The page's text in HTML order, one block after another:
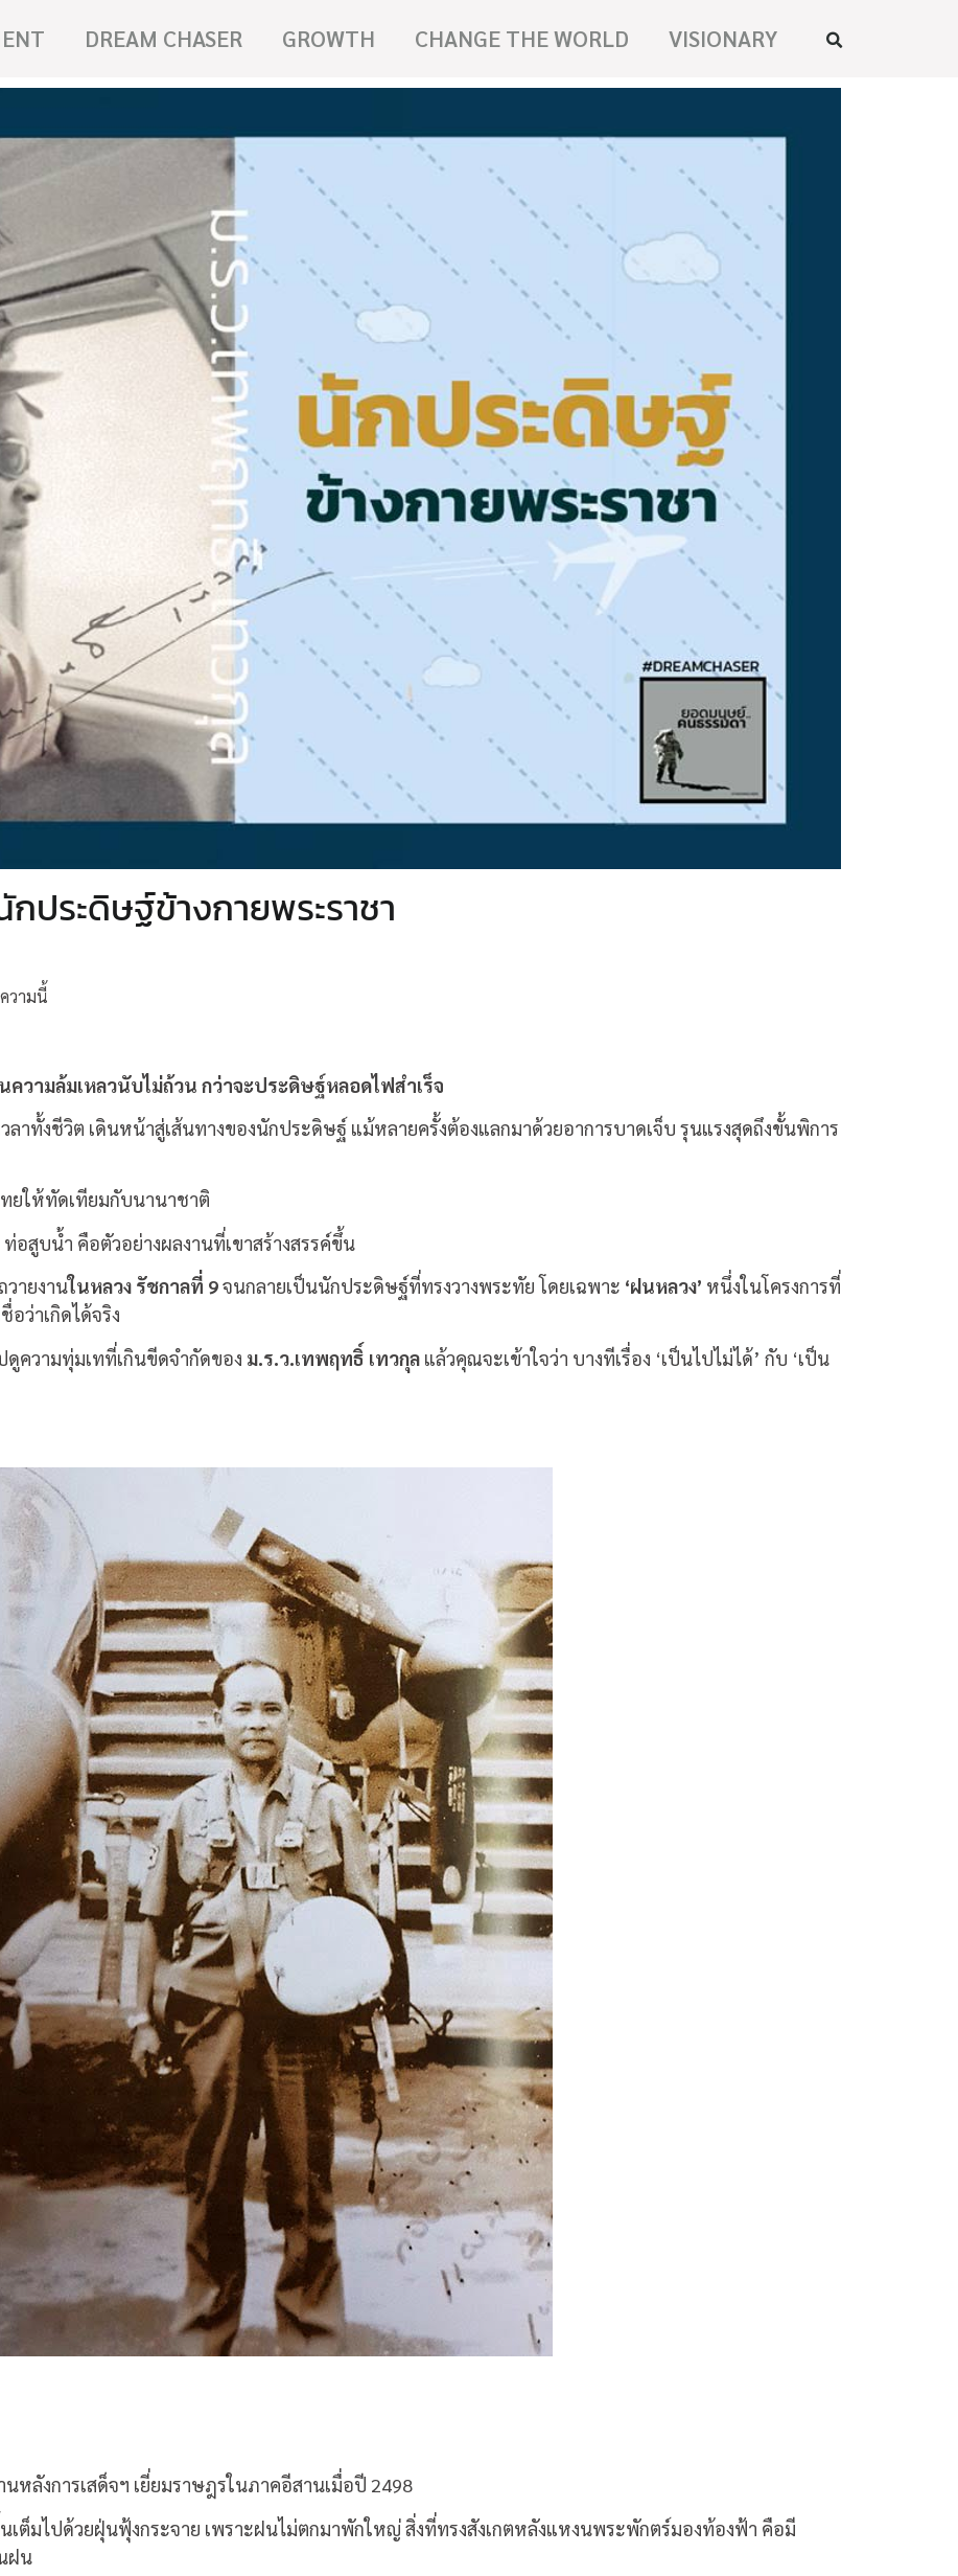
DREAM CHASER GROWTH CHANGE THE WORLD VISIONARY
กประดิษฐ์ข้างกายพระราชา
วามนี้
ความล้มเหลวนับไม่ถ้วน กว่าจะประดิษฐ์หลอดไฟสำเร็จ
าทั้งชีวิต เดินหน้าสู่เส้นทางของนักประดิษฐ์ แม้หลายครั้งต้องแลกมาด้วยอาการบาดเจ็บ รุนแรงสุดถึงขั้นพิการ
ยให้ทัดเทียมกับนานาชาติ
อสูบน้ำ คือตัวอย่างผลงานที่เขาสร้างสรรค์ขึ้น
วายงานในหลวง รัชกาลที่ 9จนกลายเป็นนักประดิษฐ์ที่ทรงวางพระทัย โดยเฉพาะ ‘ฝนหลวง’ หนึ่งในโครงการที่
ว่าเกิดได้จริง
ความทุ่มเทที่เกินขีดจำกัดของ ม.ร.ว.เทพฤทธิ์ เทวกุล แล้วคุณจะเข้าใจว่า บางทีเรื่อง ‘เป็นไปไม่ได้’ กับ ‘เป็น
หลังการเสด็จฯ เยี่ยมราษฎรในภาคอีสานเมื่อปี 2498
ต็มไปด้วยฝุ่นฟุ้งกระจาย เพราะฝนไม่ตกมาพักใหญ่ สิ่งที่ทรงสังเกตหลังแหงนพระพักตร์มองท้องฟ้า คือมี
ฝน